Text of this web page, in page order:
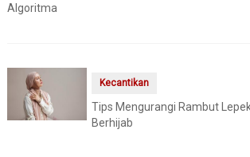
Algoritma
Kecantikan
Tips Mengurangi Rambut
Berhijab